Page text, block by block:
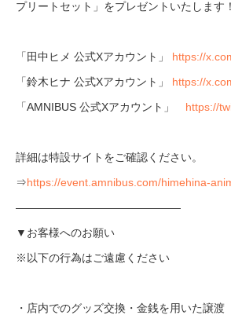
プリートセット」をプレゼントいたします！
「田中ヒメ 公式Xアカウント」 https://
「鈴木ヒナ 公式Xアカウント」 https://
「AMNIBUS 公式Xアカウント」 https://
詳細は特設サイトをご確認ください。
⇒https://event.amnibus.com/himehina-
―――――――――――――――
▼お客様へのお願い
※以下の行為はご遠慮ください
・店内でのグッズ交換・金銭を用いた譲渡